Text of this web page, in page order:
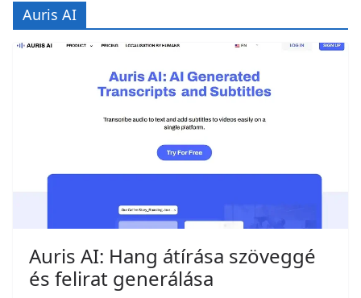
Auris AI
Auris AI: Hang átírása szöveggé
és felirat generálása